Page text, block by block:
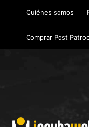
Quiénes somos
Comprar Post